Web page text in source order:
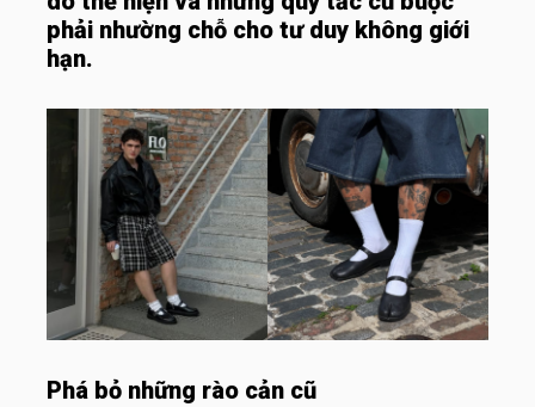
phải nhường chỗ cho tư duy không giới
hạn.
Phá bỏ những rào cản cũ